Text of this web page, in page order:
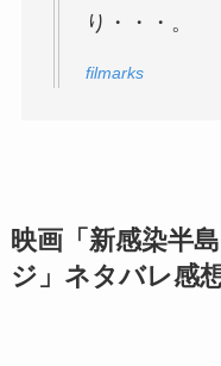
り・・・。
filmarks
映画「新感染半
ジ」ネタバレ感